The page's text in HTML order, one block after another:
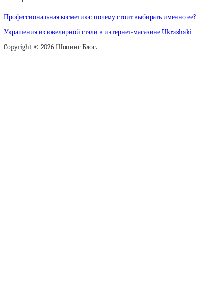
Профессиональная косметика: почему стоит выбирать именно ее?
Украшения из ювелирной стали в интернет-магазине Ukrashaki
Copyright © 2026 Шопинг Блог.